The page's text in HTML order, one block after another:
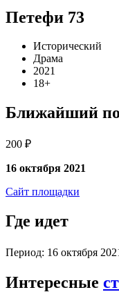
Петефи 73
Исторический
Драма
2021
18+
Ближайший
200 ₽
16 октября 2021
Сайт площадки
Где идет
Период: 16 октября
Интересные